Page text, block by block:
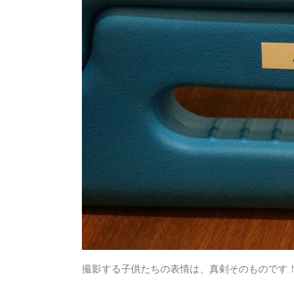
撮影する子供たちの表情は、真剣そのものです！